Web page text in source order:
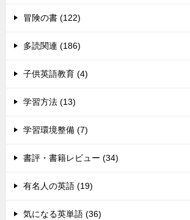
冒険の書 (122)
多読関連 (186)
子供英語教育 (4)
学習方法 (13)
学習環境整備 (7)
書評・書籍レビュー (34)
有名人の英語 (19)
気になる英単語 (36)